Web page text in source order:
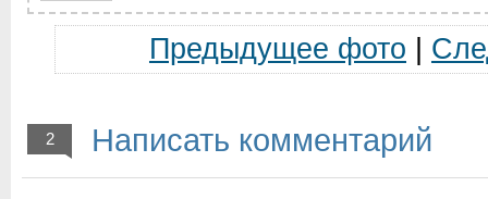
Предыдущее фото
2 Написать комментарий